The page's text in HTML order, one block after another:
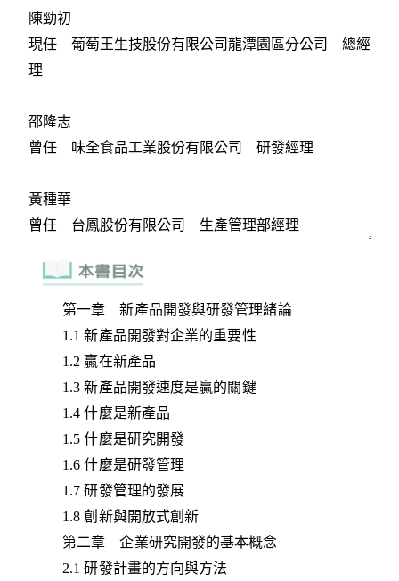
第一章 新產品開發與研發管理緒論
1.1 新產品開發對企業的重要性
1.2 贏在新產品
1.3 新產品開發速度是贏的關鍵
1.4 什麼是新產品
1.5 什麼是研究開發
1.6 什麼是研發管理
1.7 研發管理的發展
1.8 創新與開放式創新
第二章 企業研究開發的基本概念
2.1 研發計畫的方向與方法